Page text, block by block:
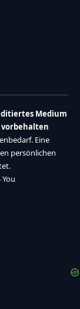
Medium
Eine
persönlichen
You